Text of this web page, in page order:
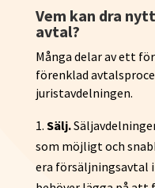
Vem kan dra
avtal?
Många delar av ett
förenklad
juristavdelningen.
Sälj.
som möjligt och
era försäljningsavtal